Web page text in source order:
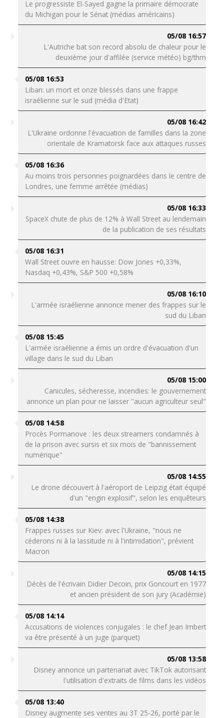
Le progressiste El-Sayed gagne la primaire démocrate
du Michigan pour le Sénat (médias américains)
05/08 16:57
L'Autriche bat son record absolu de chaleur pour le
deuxième jour d'affilée (service météo) bg/thm
05/08 16:53
Liban: un mort et onze blessés dans une frappe
israélienne sur le sud (média d'Etat)
05/08 16:42
L'Ukraine ordonne l'évacuation de familles dans la zone
orientale de Kramatorsk face aux attaques russes
05/08 16:36
Au moins trois personnes poignardées dans le centre de
Londres, une femme arrêtée (médias)
05/08 16:33
SpaceX chute de plus de 12% à Wall Street au lendemain
de la publication de ses résultats
05/08 16:31
Wall Street ouvre en hausse: Dow Jones +0,33%,
Nasdaq +0,43%, S&P 500 +0,58%
05/08 16:10
L'armée israélienne annonce mener des frappes sur le
sud du Liban
05/08 15:45
L'armée israélienne a émis un ordre d'évacuation d'un
village dans le sud du Liban
05/08 15:00
Canicules, sécheresse, incendies: le gouvernement
annonce un plan pour ne laisser "aucun agriculteur seul"
05/08 14:58
Procès Pormanove : les deux streamers condamnés à
de la prison avec sursis et six mois de "bannissement
numérique"
05/08 14:55
Le drone découvert à l'aéroport de Leipzig était équipé
d'un "engin explosif", selon les enquêteurs
05/08 14:38
Frappes russes sur Kiev: avec l'Ukraine, "nous ne
céderons ni à la lassitude ni à l'intimidation", prévient
Macron
05/08 14:15
Décès de l'écrivain Didier Decoin, prix Goncourt en 1977
et ancien président de son jury (Académie)
05/08 14:14
Accusations de violences conjugales : le chef Jean Imbert
va être présenté à un juge (parquet)
05/08 13:58
Disney annonce un partenariat avec TikTok autorisant
l'utilisation d'extraits de films dans les vidéos
05/08 13:40
Disney augmente ses ventes au 3T 25-26, porté par le